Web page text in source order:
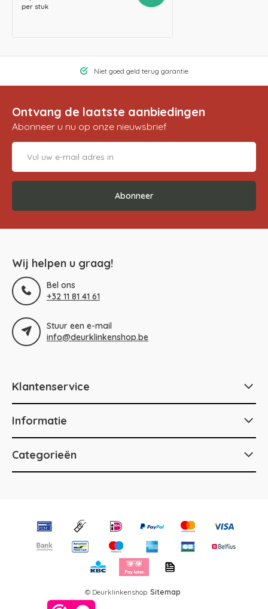
per stuk
Niet goed geld terug garantie
Ontvang de laatste aanbiedingen
Abonneer u nu op onze nieuwsbrief
Abonneer
Wij helpen u graag!
Bel ons
+32 11 81 41 61
Stuur een e-mail
info@deurklinkenshop.be
Klantenservice
Informatie
Categorieën
© Deurklinkenshop Sitemap